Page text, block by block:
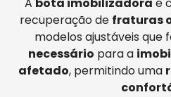
A bota imobilizadora é
recuperação de fraturas
modelos ajustáveis que
necessário para a
afetado, permitindo uma